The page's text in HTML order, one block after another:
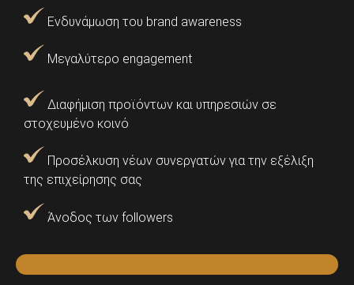
Ενδυνάμωση του brand awareness
Μεγαλύτερο engagement
Διαφήμιση προϊόντων και υπηρεσιών σε
στοχευμένο κοινό
Προσέλκυση νέων συνεργατών για την εξέλιξη
της επιχείρησης σας
Άνοδος των followers